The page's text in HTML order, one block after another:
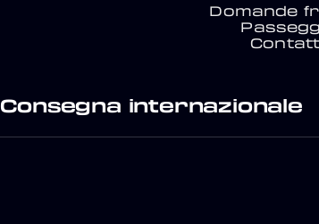
Domande
Consegna internazionale